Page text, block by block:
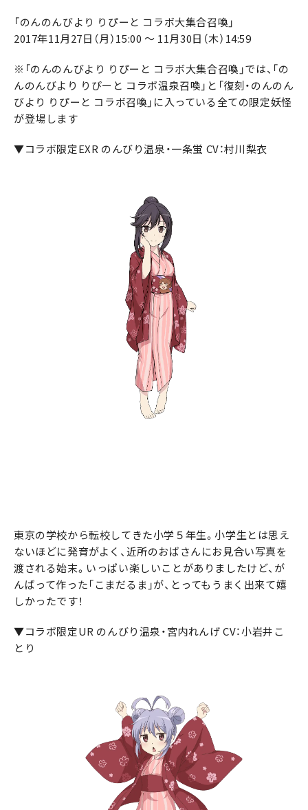
「のんのんびより りぴーと コラボ大集合召喚」
2017年11月27日（月）15:00 ～ 11月30日（木）14:59
※「のんのんびより りぴーと コラボ大集合召喚」では、「の
んのんびより りぴーと コラボ温泉召喚」と「復刻・のんのん
びより りぴーと コラボ召喚」に入っている全ての限定妖怪
が登場します
▼コラボ限定EXR のんびり温泉・一条蛍 CV：村川梨衣
東京の学校から転校してきた小学５年生。小学生とは思え
ないほどに発育がよく、近所のおばさんにお見合い写真を
渡される始末。いっぱい楽しいことがありましたけど、が
んばって作った「こまだるま」が、とってもうまく出来て嬉
しかったです！
▼コラボ限定UR のんびり温泉・宮内れんげ CV：小岩井こ
とり